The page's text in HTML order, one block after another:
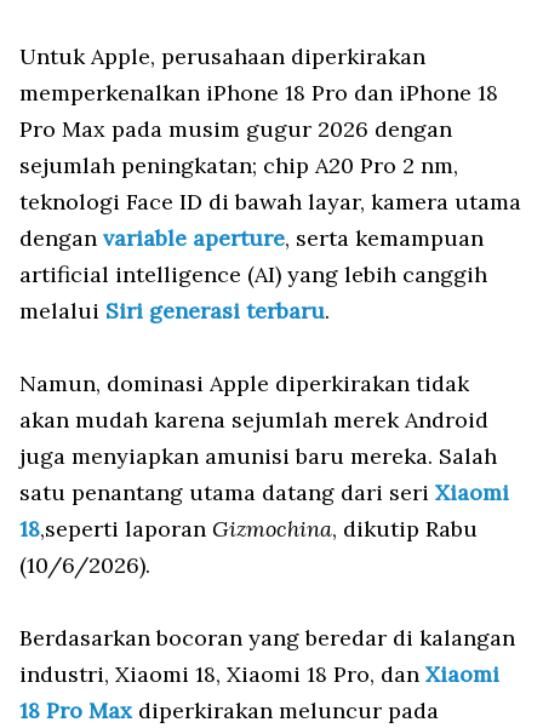
Untuk Apple, perusahaan diperkirakan
memperkenalkan iPhone 18 Pro dan iPhone 18
Pro Max pada musim gugur 2026 dengan
sejumlah peningkatan; chip A20 Pro 2 nm,
teknologi Face ID di bawah layar, kamera utama
dengan variable aperture, serta kemampuan
artificial intelligence (AI) yang lebih canggih
melalui Siri generasi terbaru.
Namun, dominasi Apple diperkirakan tidak
akan mudah karena sejumlah merek Android
juga menyiapkan amunisi baru mereka. Salah
satu penantang utama datang dari seri Xiaomi
18,seperti laporan Gizmochina, dikutip Rabu
(10/6/2026).
Berdasarkan bocoran yang beredar di kalangan
industri, Xiaomi 18, Xiaomi 18 Pro, dan Xiaomi
18 Pro Max diperkirakan meluncur pada